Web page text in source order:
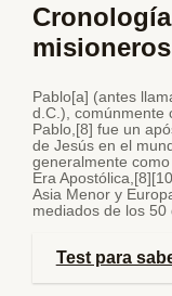
Pablo[a] (antes
d.C.), comúnmente
Pablo,[8] fue un
de Jesús en el
generalmente
Era
Asia Menor y
mediados de los 50
Test para